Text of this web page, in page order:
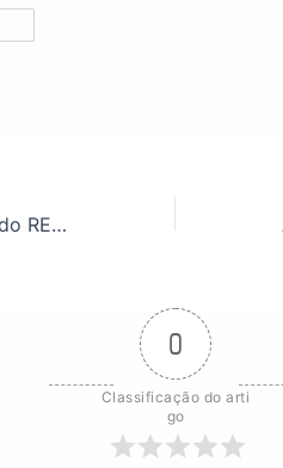
Retrocesso: encerramento do REMOP prejudica comunidade acadêmica
0
Classificação do arti
go